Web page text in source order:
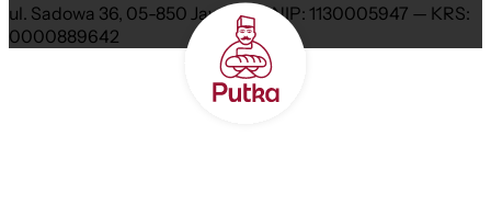
ul. Sadowa 36, 05-850 Jawczyce NIP: 1130005947 — KRS:
0000889642